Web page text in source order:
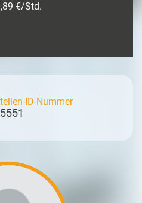
€/Std.
ID-Nummer